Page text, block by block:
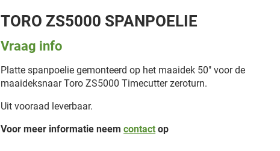
TORO ZS5000 SPANPOELIE
Vraag info
Platte spanpoelie gemonteerd op het maaidek 50" voor de
maaideksnaar Toro ZS5000 Timecutter zeroturn.
Uit vooraad leverbaar.
Voor meer informatie neemcontactop